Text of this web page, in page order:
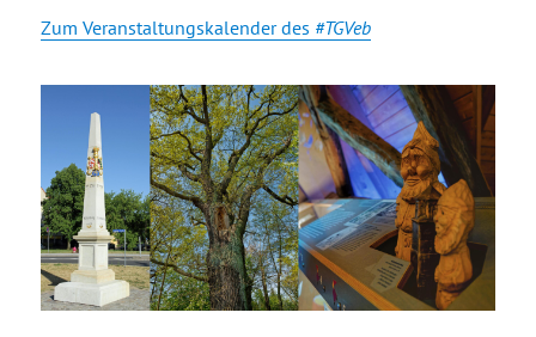
Zum Veranstaltungskalender des #TGVeb